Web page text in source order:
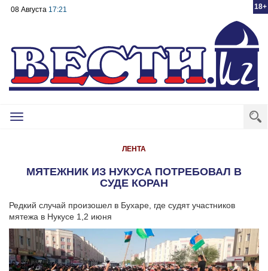
18+
08 Августа 17:21
Toggle
ЛЕНТА
МЯТЕЖНИК ИЗ НУКУСА ПОТРЕБОВАЛ В
СУДЕ КОРАН
Редкий случай произошел в Бухаре, где судят участников
мятежа в Нукусе 1,2 июня